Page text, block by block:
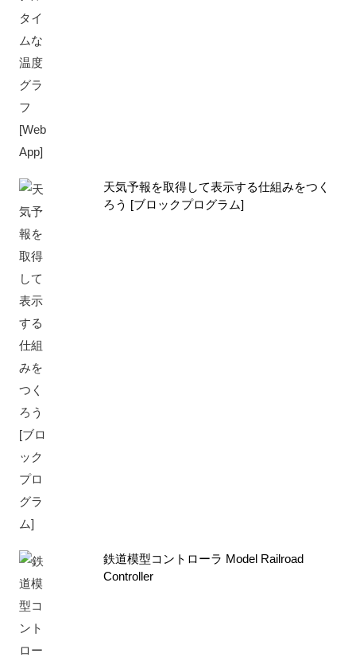
天気予報を取得して表示する仕組みをつく
ろう [ブロックプログラム]
鉄道模型コントローラ Model Railroad
Controller